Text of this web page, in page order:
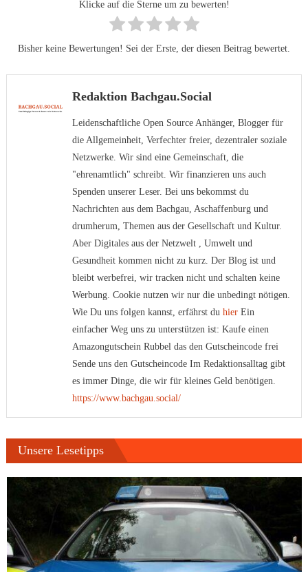
Klicke auf die Sterne um zu bewerten!
Bisher keine Bewertungen! Sei der Erste, der diesen Beitrag bewertet.
Redaktion Bachgau.Social
Leidenschaftliche Open Source Anhänger, Blogger für
die Allgemeinheit, Verfechter freier, dezentraler soziale
Netzwerke. Wir sind eine Gemeinschaft, die
"ehrenamtlich" schreibt. Wir finanzieren uns auch
Spenden unserer Leser. Bei uns bekommst du
Nachrichten aus dem Bachgau, Aschaffenburg und
drumherum, Themen aus der Gesellschaft und Kultur.
Aber Digitales aus der Netzwelt , Umwelt und
Gesundheit kommen nicht zu kurz. Der Blog ist und
bleibt werbefrei, wir tracken nicht und schalten keine
Werbung. Cookie nutzen wir nur die unbedingt nötigen.
Wie Du uns folgen kannst, erfährst du hierEin
einfacher Weg uns zu unterstützen ist: Kaufe einen
Amazongutschein Rubbel das den Gutscheincode frei
Sende uns den Gutscheincode Im Redaktionsalltag gibt
es immer Dinge, die wir für kleines Geld benötigen.
https://www.bachgau.social/
Unsere Lesetipps